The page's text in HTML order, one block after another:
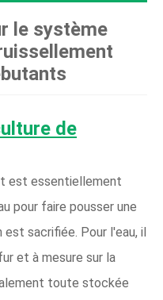
le système
de
est essentiellement
pour faire pousser une
sacrifiée. Pour l'eau, il
et à mesure sur la
toute stockée